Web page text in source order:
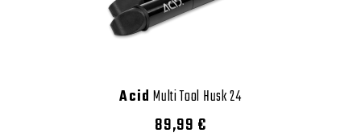
Acid Multi Tool Husk 24
89,99 €